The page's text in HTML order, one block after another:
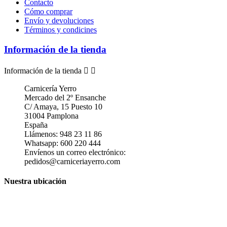
Contacto
Cómo comprar
Envío y devoluciones
Términos y condicines
Información de la tienda
Información de la tienda  
Carnicería Yerro
Mercado del 2º Ensanche
C/ Amaya, 15 Puesto 10
31004 Pamplona
España
Llámenos: 948 23 11 86
Whatsapp: 600 220 444
Envíenos un correo electrónico:
pedidos@carniceriayerro.com
Nuestra ubicación